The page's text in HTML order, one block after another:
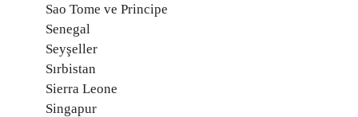
Sao Tome ve Principe
Senegal
Seyşeller
Sırbistan
Sierra Leone
Singapur